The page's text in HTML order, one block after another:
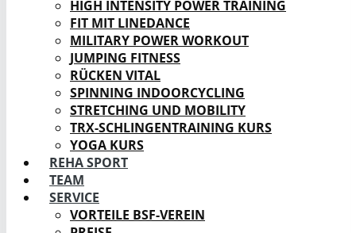
HIGH INTENSITY POWER TRAINING
FIT MIT LINEDANCE
MILITARY POWER WORKOUT
JUMPING FITNESS
RÜCKEN VITAL
SPINNING INDOORCYCLING
STRETCHING UND MOBILITY
TRX-SCHLINGENTRAINING KURS
YOGA KURS
REHA SPORT
TEAM
SERVICE
VORTEILE BSF-VEREIN